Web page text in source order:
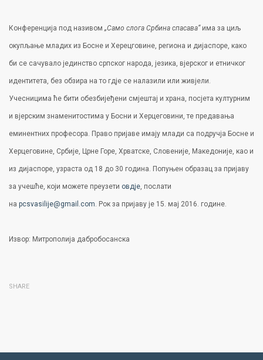
Конференција под називом „Само слога Србина спасава“има за циљ
окупљање младих из Босне и Херецговине, региона и дијаспоре, како
би се сачувало јединство српског народа, језика, вјерског и етничког
идентитета, без обзира на то гдје се налазили или живјели.
Учесницима ће бити обезбијеђени смјештај и храна, посјета културним
и вјерским знаменитостима у Босни и Херцеговини, те предавања
еминентних професора. Право пријаве имају млади са подручја Босне и
Херцеговине, Србијe, Црнe Горe, Хрватскe, Словеније, Македоније, као и
из дијаспоре, узраста од 18 до 30 година. Попуњен образац за пријаву
за учешће, који можете преузети овдје, послати
на pcsvasilije@gmail.com. Рок за пријаву је 15. мај 2016. године.
Извор: Митрополија дабробосанска
SHARE